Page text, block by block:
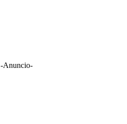
-Anuncio-